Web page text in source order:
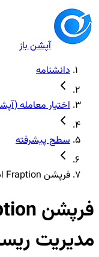
آپشن باز
دانشنامه
اختیار معامله
سطح پیشرفته
فرپشن Fraption ابزاری کلیدی در مدیریت ریسک نرخ بهره
مدیریت